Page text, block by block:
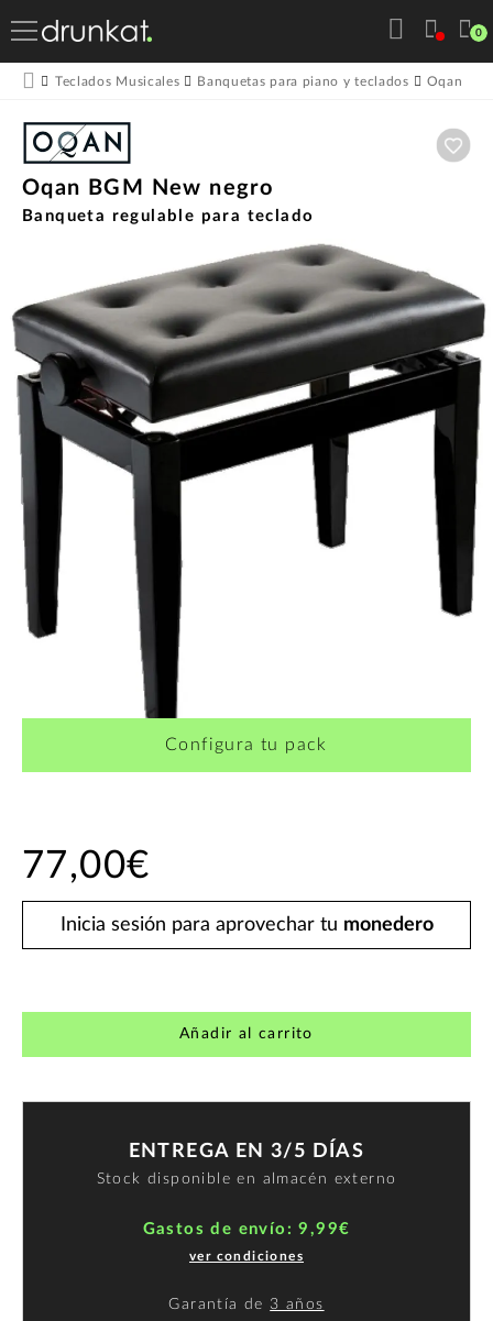
0
Teclados Musicales Banquetas para piano y teclados Oqan
Oqan BGM New negro
Banqueta regulable para teclado
Configura tu pack
77,00€
Inicia sesión para aprovechar tu monedero
Añadir al carrito
ENTREGA EN 3/5 DÍAS
Stock disponible en almacén externo
Gastos de envío: 9,99€
ver condiciones
Garantía de 3 años